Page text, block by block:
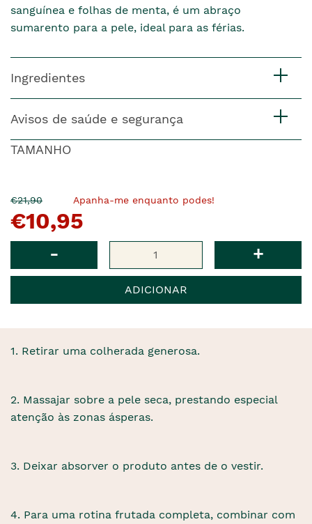
sanguínea e folhas de menta, é um abraço
sumarento para a pele, ideal para as férias.
Ingredientes
Avisos de saúde e segurança
TAMANHO
O
pre�o
anterior
€21,90Agora
�
€10,95
Apanha-me enquanto podes!
- +
ADICIONAR
1. Retirar uma colherada generosa.
2. Massajar sobre a pele seca, prestando especial
atenção às zonas ásperas.
3. Deixar absorver o produto antes de o vestir.
4. Para uma rotina frutada completa, combinar com